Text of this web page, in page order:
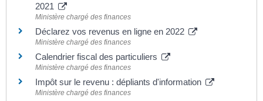
2021
Ministère chargé des finances
Déclarez vos revenus en ligne en 2022
Ministère chargé des finances
Calendrier fiscal des particuliers
Ministère chargé des finances
Impôt sur le revenu : dépliants d'information
Ministère chargé des finances